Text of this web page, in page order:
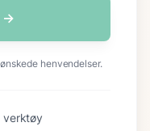
→
henvendelser.
verktøy